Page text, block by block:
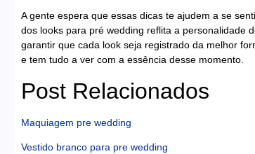
A gente espera que essas dicas te ajudem a se
dos looks para pré wedding reflita a personalidade
garantir que cada look seja registrado da melhor
e tem tudo a ver com a essência desse momento.
Post Relacionados
Maquiagem pre wedding
Vestido branco para pre wedding